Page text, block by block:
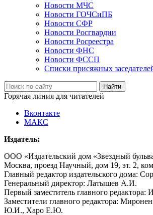
Новости МЧС
Новости ГОЧСиПБ
Новости СФР
Новости Росгвардии
Новости Росреестра
Новости ФНС
Новости ФССП
Списки присяжных
Горячая линия для читателей
Вконтакте
МАКС
Издатель:
ООО «Издательский дом «Звездный
Москва, проезд Научный, дом 19, эт. 2,
Главный редактор издательского дома:
Генеральный директор: Латышев А.И.
Первый заместитель главного
Заместители главного редактора:
Ю.И., Харо Е.Ю.